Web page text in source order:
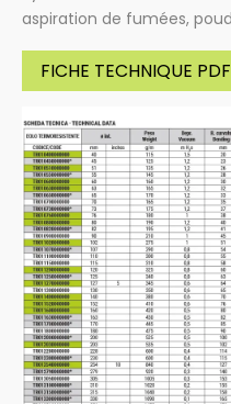
aspiration de fumées,
FICHE TECHNIQUE PDF